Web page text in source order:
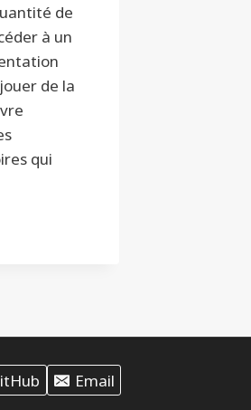
de
à un
de la
qui
Email